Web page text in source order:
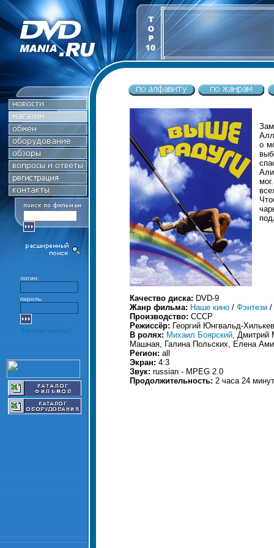
логин:
пароль:
Забыли пароль?
о
Качество диска: DVD-9
Жанр фильма: Наше кино / Фэнтези /
Производство: СССР
Режиссёр: Георгий Юнгвальд-
В ролях: Михаил Боярский, Дмитрий
Машная, Галина Польских, Елена
Регион: all
Экран: 4:3
Звук: russian - MPEG 2.0
Продолжительность: 2 часа 24